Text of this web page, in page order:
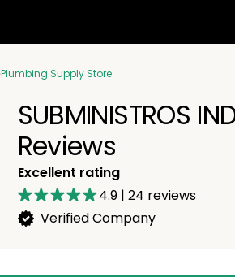
Plumbing Supply Store
SUBMINISTROS
Reviews
Excellent rating
4.9 | 24 reviews
Verified Company